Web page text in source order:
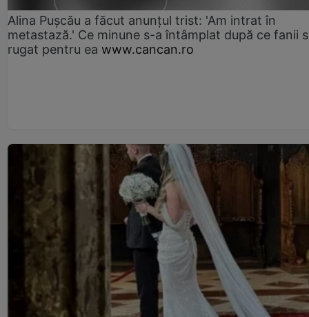
Alina Pușcău a făcut anunțul trist: 'Am intrat în
metastază.' Ce minune s-a întâmplat după ce fanii
rugat pentru ea www.cancan.ro